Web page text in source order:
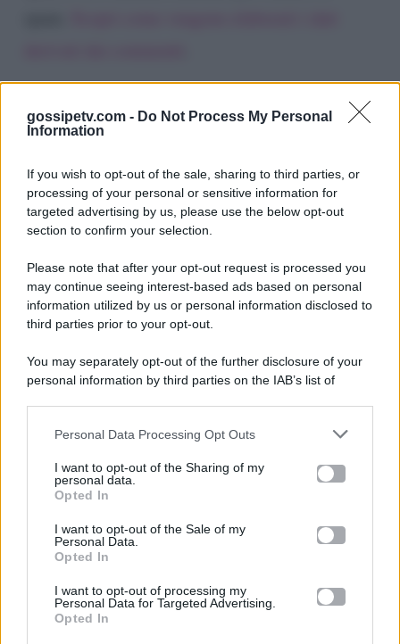
gossipetv.com - Do Not Process My Personal
Information
If you wish to opt-out of the sale, sharing to third parties, or
processing of your personal or sensitive information for
targeted advertising by us, please use the below opt-out
section to confirm your selection.
Please note that after your opt-out request is processed you
may continue seeing interest-based ads based on personal
information utilized by us or personal information disclosed to
third parties prior to your opt-out.
You may separately opt-out of the further disclosure of your
personal information by third parties on the IAB’s list of
This information may also be disclosed by us to third parties
disclose it to other third parties.
Please note that this website/app uses one or more Google
services and may gather and store information including but
not limited to your visit or usage behaviour. You may click to
grant or deny consent to Google and its third-party tags to
consent section.
Personal Data Processing Opt Outs
I want to opt-out of the Sharing of my
personal data.
Opted In
I want to opt-out of the Sale of my
Personal Data.
Opted In
I want to opt-out of processing my
Personal Data for Targeted Advertising.
Opted In
Gossip e TV è un sito di MASTE S.r.l.
viale Luigi Majno n. 21 - 20129 Milano (MI)
P.Iva 10909580960
Categorie
Gossip
Televisione
Programmi TV
Amici
Ballando Con Le Stelle